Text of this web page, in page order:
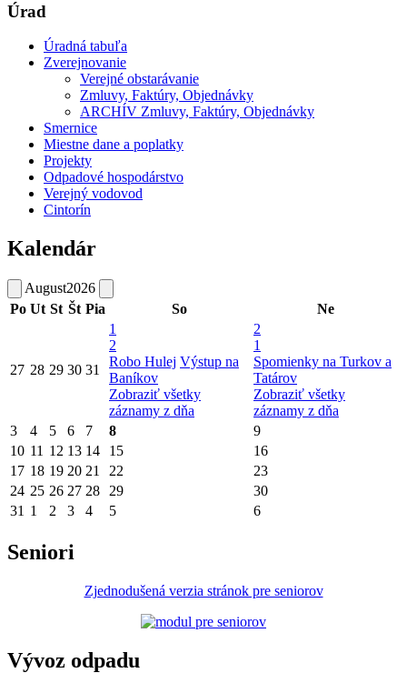
Úrad
Úradná tabuľa
Zverejnovanie
Verejné obstarávanie
Zmluvy, Faktúry, Objednávky
ARCHÍV Zmluvy, Faktúry, Objednávky
Smernice
Miestne dane a poplatky
Projekty
Odpadové hospodárstvo
Verejný vodovod
Cintorín
Kalendár
August2026
Po Ut St Št Pia So Ne
27 28 29 30 31
1
2
Robo Hulej Výstup na
Baníkov
Zobraziť všetky
záznamy z dňa
2
1
Spomienky na Turkov a
Tatárov
Zobraziť všetky
záznamy z dňa
3
4 5 6 7 8
9
10 11 12 13 14 15
16
17 18 19 20 21 22
23
24 25 26 27 28 29
30
31 1 2 3 4 5 6
Seniori
Zjednodušená verzia stránok pre seniorov
Vývoz odpadu